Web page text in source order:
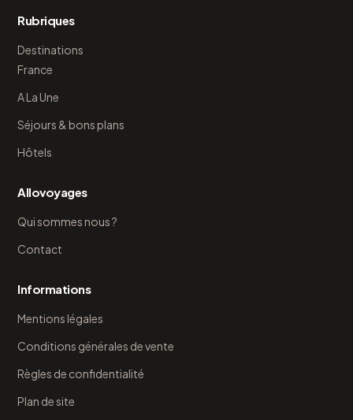
Rubriques
Destinations
France
A La Une
Séjours & bons plans
Hôtels
Allovoyages
Qui sommes nous ?
Contact
Informations
Mentions légales
Conditions générales de vente
Règles de confidentialité
Plan de site